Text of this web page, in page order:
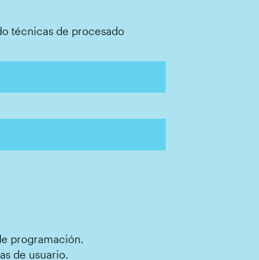
técnicas de procesado
programación.
de usuario.